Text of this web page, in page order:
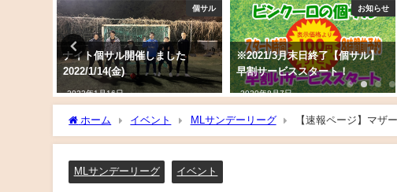
個サル
ナイト個サル開催しました
2022/1/14(金)
2022年1月16日
お知らせ
※2021/3月末日終了【個サル】
早割サービススタート！
2020年8月7日
ホーム イベント MLサンデーリーグ 【速報ページ】マザ
MLサンデーリーグ イベント